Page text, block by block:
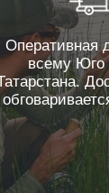
Оперативная
всему Юго